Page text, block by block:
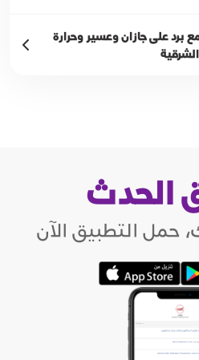
برد على جازان وعسير وحرارة
الحدث
حمل التطبيق الآن